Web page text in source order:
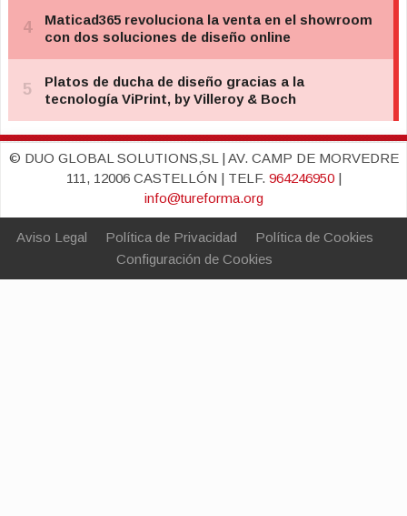
© DUO GLOBAL SOLUTIONS,SL | AV. CAMP DE MORVEDRE
111, 12006 CASTELLÓN | TELF. 964246950|
info@tureforma.org
Aviso Legal Política de Privacidad
Política de Cookies
Configuración de Cookies